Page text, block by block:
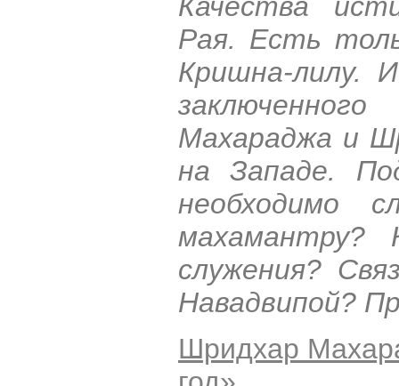
Рая. Есть
Кришна-лилу.
Махараджа и
на Западе.
необходимо
махамантру?
служения?
Навадвипой?
Шридхар